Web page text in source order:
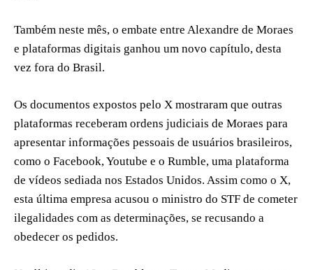
Também neste mês, o embate entre Alexandre de Moraes
e plataformas digitais ganhou um novo capítulo, desta
vez fora do Brasil.
Os documentos expostos pelo X mostraram que outras
plataformas receberam ordens judiciais de Moraes para
apresentar informações pessoais de usuários brasileiros,
como o Facebook, Youtube e o Rumble, uma plataforma
de vídeos sediada nos Estados Unidos. Assim como o X,
esta última empresa acusou o ministro do STF de cometer
ilegalidades com as determinações, se recusando a
obedecer os pedidos.